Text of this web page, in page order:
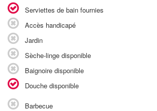
Serviettes de bain fournies
Accès handicapé
Jardin
Sèche-linge disponible
Baignoire disponible
Douche disponible
Barbecue